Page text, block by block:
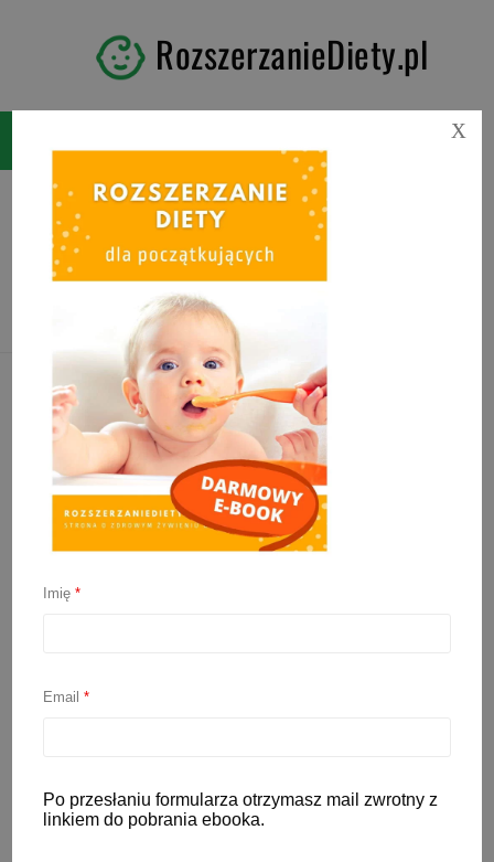
RozszerzanieDiety.pl
Tag:rozszerzanie diety
kiedy
niemowlaka?
Kiedy rozpocząć rozszerzanie diety
Imię*
Email*
Po przesłaniu formularza otrzymasz mail zwrotny z
linkiem do pobrania ebooka.
X